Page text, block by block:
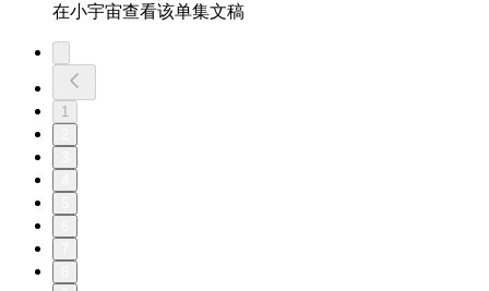
在小宇宙查看该单集文稿
1